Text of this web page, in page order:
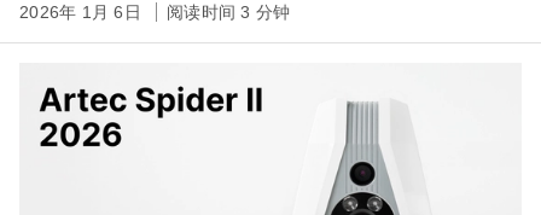
2026年 1月 6日 阅读时间 3 分钟